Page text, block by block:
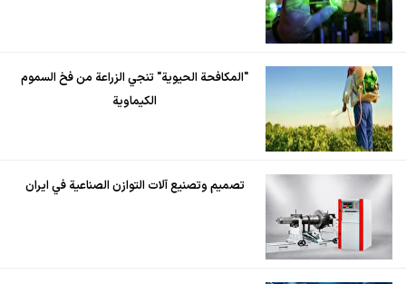
"المكافحة الحيوية" تنجي الزراعة من فخ السموم
الكيماوية
تصميم وتصنيع آلات التوازن الصناعية في ايران